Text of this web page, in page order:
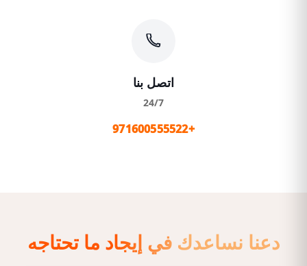
اتصل بنا
24/7
+971600555522
دعنا نساعدك في إيجاد ما تحتاجه